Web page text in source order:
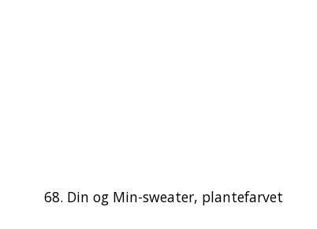
68. Din og Min-sweater, plantefarvet